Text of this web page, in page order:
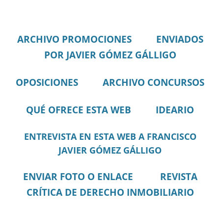
ARCHIVO PROMOCIONES
ENVIADOS
POR JAVIER GÓMEZ GÁLLIGO
OPOSICIONES ARCHIVO CONCURSOS
QUÉ OFRECE ESTA WEB IDEARIO
ENTREVISTA EN ESTA WEB A FRANCISCO
JAVIER GÓMEZ GÁLLIGO
ENVIAR FOTO O ENLACE
REVISTA
CRÍTICA DE DERECHO INMOBILIARIO